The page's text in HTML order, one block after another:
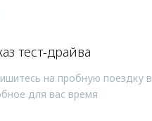
тест-драйва
на пробную поездку в
для вас время